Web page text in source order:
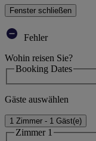
Fenster schließen
Fehler
Wohin reisen Sie?
Booking Dates
Gäste auswählen
1 Zimmer - 1 Gäst(e)
Zimmer 1